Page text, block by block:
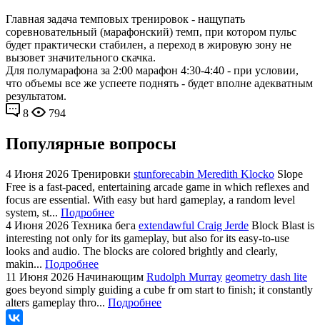
Главная задача темповых тренировок - нащупать
соревновательный (марафонский) темп, при котором пульс
будет практически стабилен, а переход в жировую зону не
вызовет значительного скачка.
Для полумарафона за 2:00 марафон 4:30-4:40 - при условии,
что объемы все же успеете поднять - будет вполне адекватным
результатом.
8
794
Популярные вопросы
4 Июня 2026 Тренировки stunforecabin Meredith Klocko Slope
Free is a fast-paced, entertaining arcade game in which reflexes and
focus are essential. With easy but hard gameplay, a random level
system, st... Подробнее
4 Июня 2026 Техника бега extendawful Craig Jerde Block Blast is
interesting not only for its gameplay, but also for its easy-to-use
looks and audio. The blocks are colored brightly and clearly,
makin... Подробнее
11 Июня 2026 Начинающим Rudolph Murray geometry dash lite
goes beyond simply guiding a cube fr om start to finish; it constantly
alters gameplay thro... Подробнее